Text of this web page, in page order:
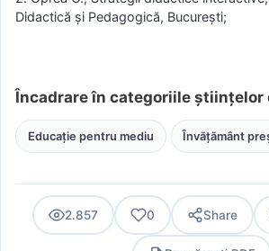
Didactică și Pedagogică, București;
Încadrare în categoriile științelor
Educație pentru mediu Învățământ
2.857 0 Share